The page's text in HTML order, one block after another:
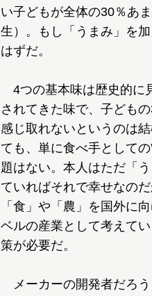
い子どもが全体の30％あ
生）。もし「うまみ」を
はずだ。
4つの基本味は歴史的に
されてきた味で、子ども
感じ取れないというのは
ても、単に食べ手としての
題はない。本人はただ「
ていればそれで幸せなのだ
「食」や「農」を国外に
ベルの産業として考えて
策が必要だ。
メーカーの開発者だろ